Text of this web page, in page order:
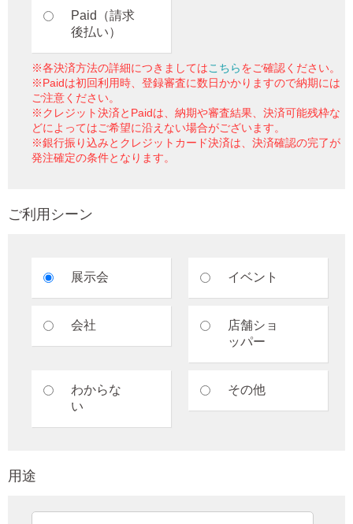
Paid（請求
後払い）
※各決済方法の詳細につきましてはこちらをご確認ください。
※Paidは初回利用時、登録審査に数日かかりますので納期には
ご注意ください。
※クレジット決済とPaidは、納期や審査結果、決済可能残枠な
どによってはご希望に沿えない場合がございます。
※銀行振り込みとクレジットカード決済は、決済確認の完了が
発注確定の条件となります。
ご利用シーン
展示会 イベント
会社
店舗ショ
ッパー
わからな
い
その他
用途